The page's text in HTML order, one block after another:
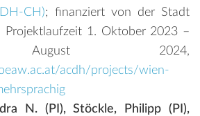
CH); finanziert von der Stadt
Projektlaufzeit 1. Oktober 2023 ­–
2024,
acdh/projects/wien-
N. (PI), Stöckle, Philipp (PI),